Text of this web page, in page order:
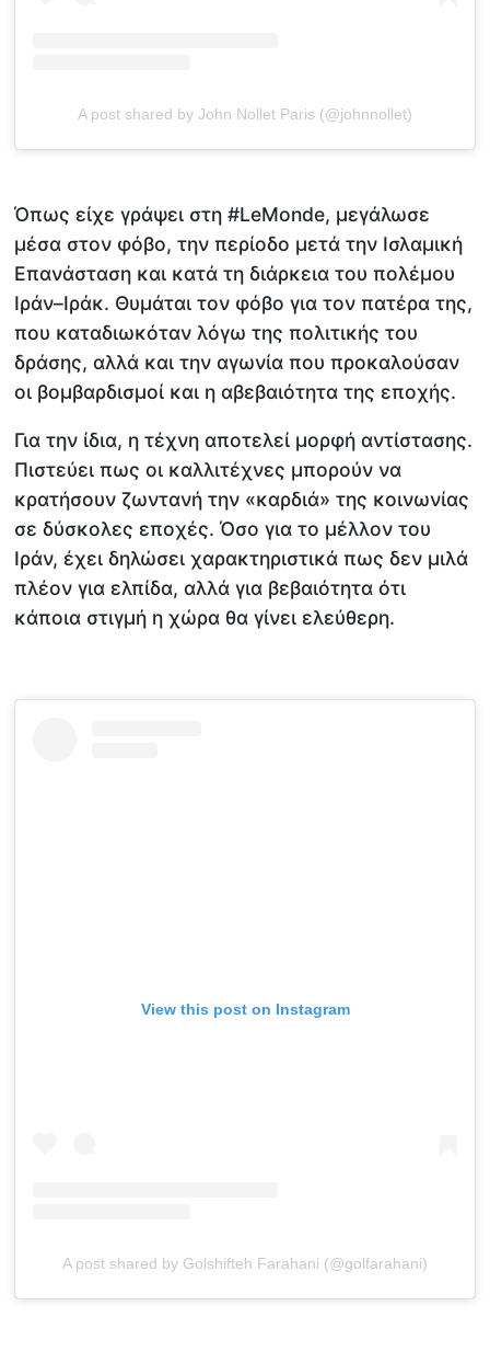
A post shared by John Nollet Paris (@johnnollet)
Όπως είχε γράψει στη #LeMonde, μεγάλωσε
μέσα στον φόβο, την περίοδο μετά την Ισλαμική
Επανάσταση και κατά τη διάρκεια του πολέμου
Ιράν–Ιράκ. Θυμάται τον φόβο για τον πατέρα της,
που καταδιωκόταν λόγω της πολιτικής του
δράσης, αλλά και την αγωνία που προκαλούσαν
οι βομβαρδισμοί και η αβεβαιότητα της εποχής.
Για την ίδια, η τέχνη αποτελεί μορφή αντίστασης.
Πιστεύει πως οι καλλιτέχνες μπορούν να
κρατήσουν ζωντανή την «καρδιά» της κοινωνίας
σε δύσκολες εποχές. Όσο για το μέλλον του
Ιράν, έχει δηλώσει χαρακτηριστικά πως δεν μιλά
πλέον για ελπίδα, αλλά για βεβαιότητα ότι
κάποια στιγμή η χώρα θα γίνει ελεύθερη.
View this post on Instagram
A post shared by Golshifteh Farahani (@golfarahani)